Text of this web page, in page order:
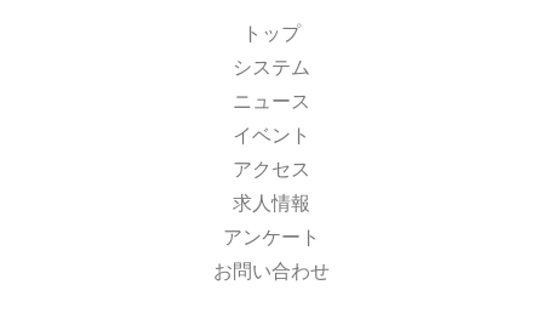
トップ
システム
ニュース
イベント
アクセス
求人情報
アンケート
お問い合わせ